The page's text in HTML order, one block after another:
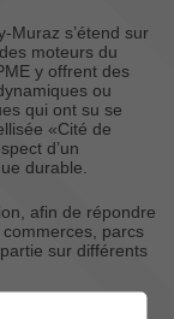
Muraz s’étend sur
moteurs du
y offrent des
ou
qui ont su se
«Cité de
d’un
durable.
afin de répondre
parcs
sur différents
de 30 sociétés